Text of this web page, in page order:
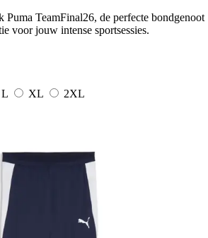
Puma TeamFinal26, de perfecte bondgenoot
voor jouw intense sportsessies.
L XL
2XL